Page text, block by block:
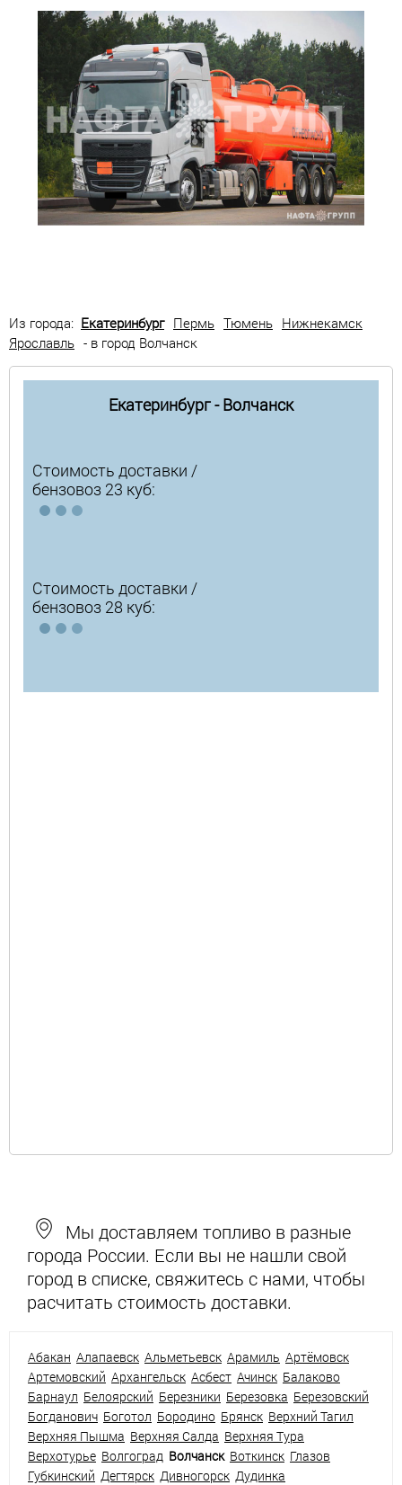
Из города: Екатеринбург Пермь Тюмень Нижнекамск
Ярославль - в город Волчанск
Екатеринбург - Волчанск
Стоимость доставки /
бензовоз 23 куб:
Стоимость доставки /
бензовоз 28 куб:
Мы доставляем топливо в разные
города России. Если вы не нашли свой
город в списке, свяжитесь с нами, чтобы
расчитать стоимость доставки.
Абакан Алапаевск Альметьевск Арамиль Артёмовск
Артемовский Архангельск Асбест Ачинск Балаково
Барнаул Белоярский Березники Березовка Березовский
Богданович Боготол Бородино Брянск Верхний Тагил
Верхняя Пышма Верхняя Салда Верхняя Тура
Верхотурье Волгоград Волчанск Воткинск Глазов
Губкинский Дегтярск Дивногорск Дудинка